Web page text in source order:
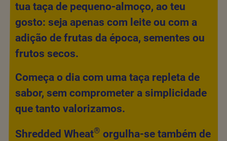
tua taça de pequeno-almoço, ao teu
gosto: seja apenas com leite ou com a
adição de frutas da época, sementes ou
frutos secos.
Começa o dia com uma taça repleta de
sabor, sem comprometer a simplicidade
que tanto valorizamos.
Shredded Wheat® orgulha-se também de